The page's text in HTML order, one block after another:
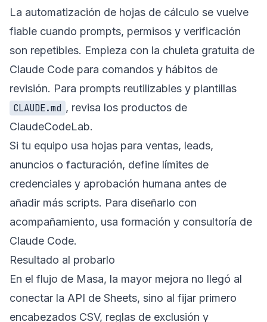
La automatización de hojas de cálculo se vuelve
fiable cuando prompts, permisos y verificación
son repetibles. Empieza con la chuleta gratuita de
Claude Code para comandos y hábitos de
revisión. Para prompts reutilizables y plantillas
CLAUDE.md , revisa los productos de
ClaudeCodeLab.
Si tu equipo usa hojas para ventas, leads,
anuncios o facturación, define límites de
credenciales y aprobación humana antes de
añadir más scripts. Para diseñarlo con
acompañamiento, usa formación y consultoría de
Claude Code.
Resultado al probarlo
En el flujo de Masa, la mayor mejora no llegó al
conectar la API de Sheets, sino al fijar primero
encabezados CSV, reglas de exclusión y